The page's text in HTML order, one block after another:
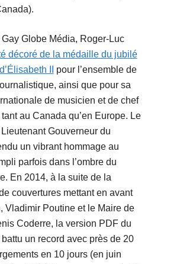
Gay Globe Média, Roger-Luc
décoré de la médaille du jubilé
II
pour l’ensemble de
ainsi que pour sa
de musicien et de chef
tant au Canada qu’en Europe. Le
Gouverneur du
un vibrant hommage au
parfois dans l’ombre du
En 2014, à la suite de la
couvertures mettant en avant
Vladimir Poutine et le Maire de
Coderre, la version PDF du
un record avec près de 20
en 10 jours (en juin